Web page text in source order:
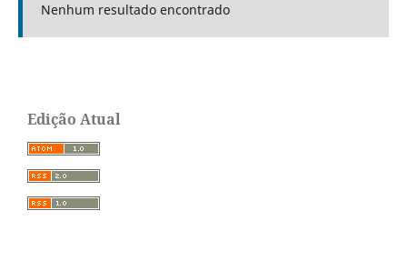
Nenhum resultado encontrado
Edição Atual